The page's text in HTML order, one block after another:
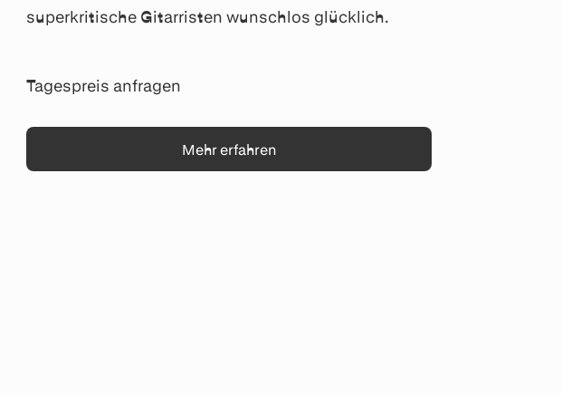
superkritische Gitarristen wunschlos glücklich.
Tagespreis anfragen
Mehr erfahren